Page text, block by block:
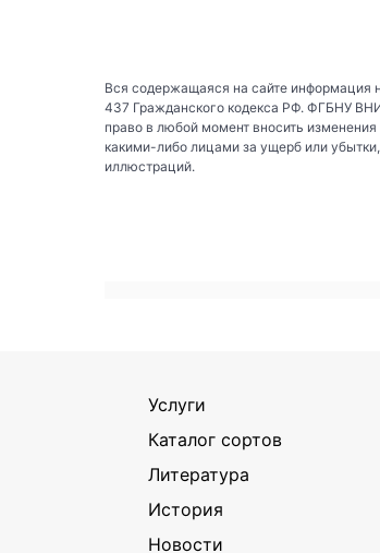
Вся содержащаяся на сайте информация
437 Гражданского кодекса РФ. ФГБНУ
право в любой момент вносить
какими-либо лицами за ущерб или
иллюстраций.
Услуги
Каталог сортов
Литература
История
Новости